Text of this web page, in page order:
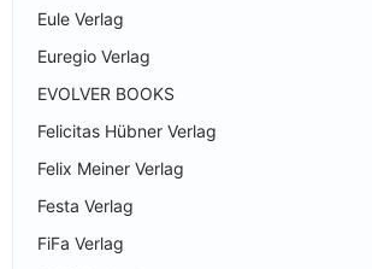
Eule Verlag
Euregio Verlag
EVOLVER BOOKS
Felicitas Hübner Verlag
Felix Meiner Verlag
Festa Verlag
FiFa Verlag